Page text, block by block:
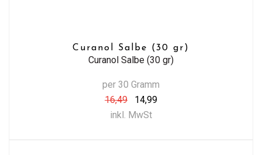
Curanol Salbe (30 gr)
Curanol Salbe (30 gr)
per 30 Gramm
16,49
14,99
inkl. MwSt